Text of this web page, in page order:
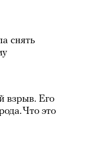
снять
взрыв. Его
Что это